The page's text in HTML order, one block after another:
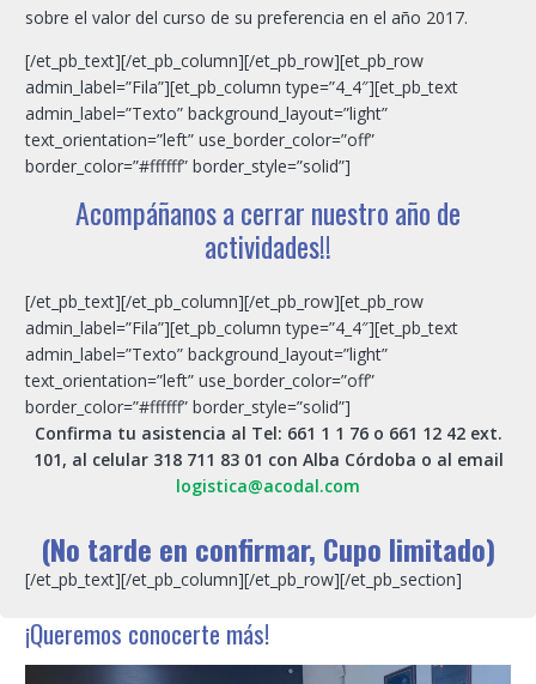
sobre el valor del curso de su preferencia en el año 2017.
[/et_pb_text][/et_pb_column][/et_pb_row][et_pb_row
admin_label=”Fila”][et_pb_column type=”4_4″][et_pb_text
admin_label=”Texto” background_layout=”light”
text_orientation=”left” use_border_color=”off”
border_color=”#ffffff” border_style=”solid”]
Acompáñanos a cerrar nuestro año de
actividades!!
[/et_pb_text][/et_pb_column][/et_pb_row][et_pb_row
admin_label=”Fila”][et_pb_column type=”4_4″][et_pb_text
admin_label=”Texto” background_layout=”light”
text_orientation=”left” use_border_color=”off”
border_color=”#ffffff” border_style=”solid”]
Confirma tu asistencia al Tel: 661 1 1 76 o 661 12 42 ext.
101, al celular 318 711 83 01 con Alba Córdoba o al email
logistica@acodal.com
(No tarde en confirmar, Cupo limitado)
[/et_pb_text][/et_pb_column][/et_pb_row][/et_pb_section]
¡Queremos conocerte más!